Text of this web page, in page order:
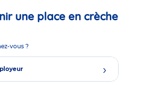
une place en crèche
vous ?